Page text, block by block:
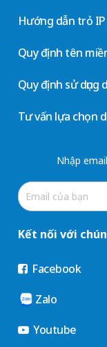
Hướng dẫn trỏ
Quy định tên
Quy định sử dụng
Tư vấn lựa chọn
Nhập
Kết nối với
Facebook
Zalo
Youtube